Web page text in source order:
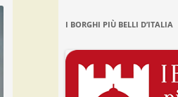
I BORGHI PIÙ BELLI D’ITALIA